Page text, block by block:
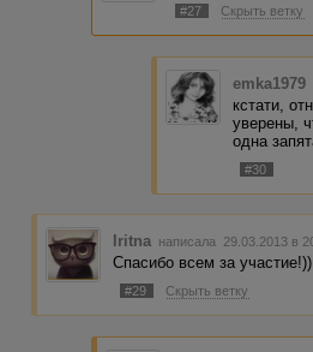
#27 Скрыть ветку
emka1979
кстати,
уверены,
одна
#30
Iritna написала 29.03.2013 в
Спасибо всем за участие!))
#29 Скрыть ветку